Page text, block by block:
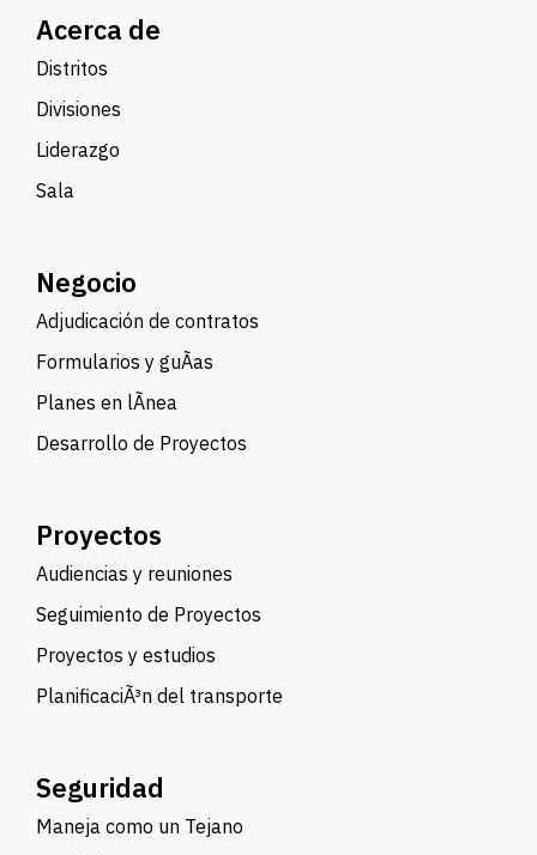
Acerca de
Distritos
Divisiones
Liderazgo
Sala
Negocio
Adjudicación de contratos
Formularios y guÃ­as
Planes en lÃ­nea
Desarrollo de Proyectos
Proyectos
Audiencias y reuniones
Seguimiento de Proyectos
Proyectos y estudios
PlanificaciÃ³n del transporte
Seguridad
Maneja como un Tejano